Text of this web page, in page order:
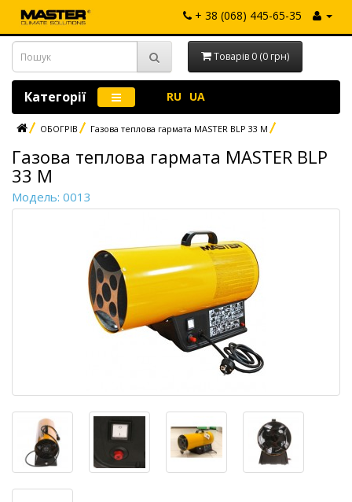
+ 38 (068) 445-65-35
Товарів 0 (0 грн)
Категорії RU UA
ОБОГРІВ Газова теплова гармата MASTER BLP 33 M
Газова теплова гармата MASTER BLP
33 M
Модель: 0013